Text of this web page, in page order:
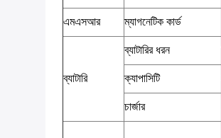
এমএসআর ম্যাগনেটিক কার্ড
ব্যাটারি
ব্যাটারির ধরন
ক্যাপাসিটি
চার্জার